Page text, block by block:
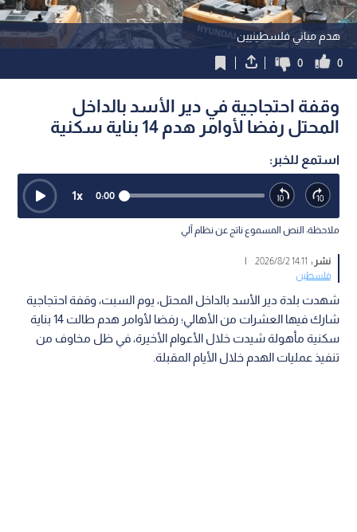
هدم مباني فلسطينيين
0
0
وقفة احتجاجية في دير الأسد بالداخل
المحتل رفضا لأوامر هدم 14 بناية سكنية
استمع للخبر:
0:00
1x
ملاحظة: النص المسموع ناتج عن نظام آلي
نشر : 14:11 2026/8/2
|
فلسطين
شهدت بلدة دير الأسد بالداخل المحتل، يوم السبت، وقفة احتجاجية
شارك فيها العشرات من الأهالي؛ رفضا لأوامر هدم طالت 14 بناية
سكنية مأهولة شيدت خلال الأعوام الأخيرة، في ظل مخاوف من
تنفيذ عمليات الهدم خلال الأيام المقبلة.